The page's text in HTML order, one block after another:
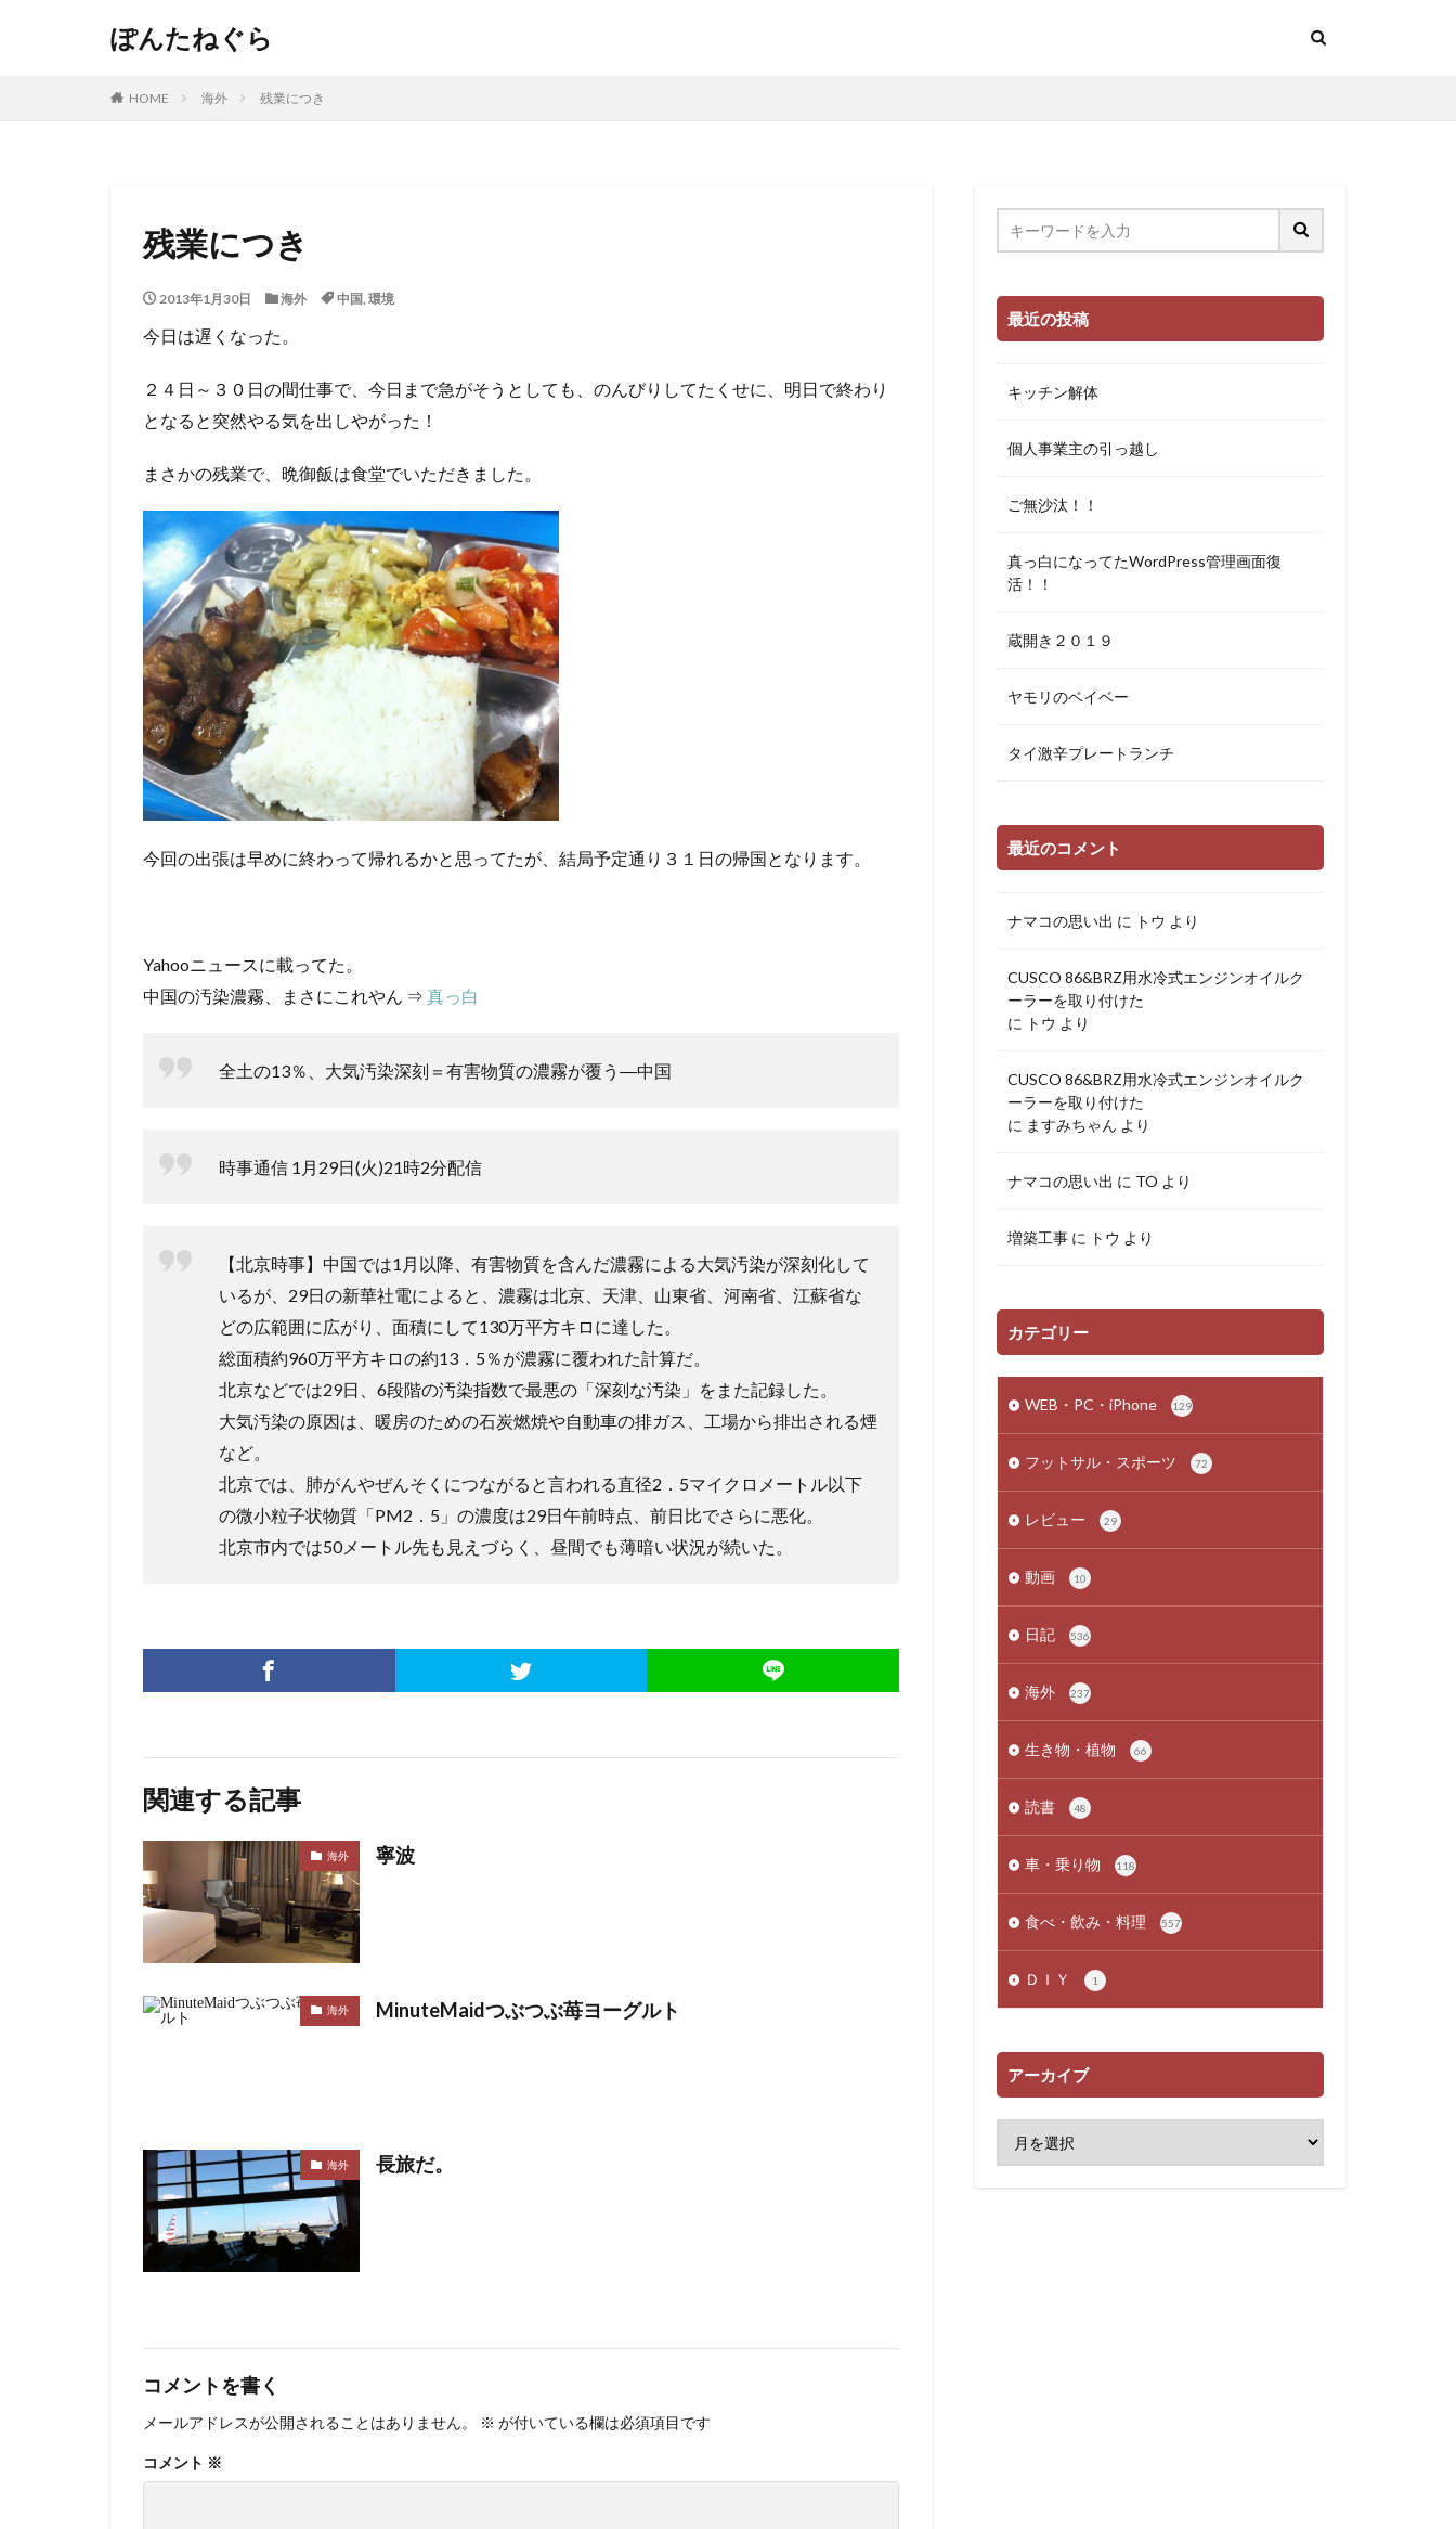
ぽんたねぐら
HOME 海外 残業につき
残業につき
2013年1月30日 海外 中国, 環境
今日は遅くなった。
２４日～３０日の間仕事で、今日まで急がそうとしても、のんびりしてたくせに、明日で終わり
となると突然やる気を出しやがった！
まさかの残業で、晩御飯は食堂でいただきました。
今回の出張は早めに終わって帰れるかと思ってたが、結局予定通り３１日の帰国となります。
Yahooニュースに載ってた。
中国の汚染濃霧、まさにこれやん ⇒ 真っ白
全土の13％、大気汚染深刻＝有害物質の濃霧が覆う―中国
時事通信 1月29日(火)21時2分配信
【北京時事】中国では1月以降、有害物質を含んだ濃霧による大気汚染が深刻化して
いるが、29日の新華社電によると、濃霧は北京、天津、山東省、河南省、江蘇省な
どの広範囲に広がり、面積にして130万平方キロに達した。
総面積約960万平方キロの約13．5％が濃霧に覆われた計算だ。
北京などでは29日、6段階の汚染指数で最悪の「深刻な汚染」をまた記録した。
大気汚染の原因は、暖房のための石炭燃焼や自動車の排ガス、工場から排出される煙
など。
北京では、肺がんやぜんそくにつながると言われる直径2．5マイクロメートル以下
の微小粒子状物質「PM2．5」の濃度は29日午前時点、前日比でさらに悪化。
北京市内では50メートル先も見えづらく、昼間でも薄暗い状況が続いた。
関連する記事
海外 寧波
海外 MinuteMaidつぶつぶ苺ヨーグルト
海外 長旅だ。
コメントを書く
メールアドレスが公開されることはありません。 ※ が付いている欄は必須項目です
コメント ※
最近の投稿
キッチン解体
個人事業主の引っ越し
ご無沙汰！！
真っ白になってたWordPress管理画面復
活！！
蔵開き２０１９
ヤモリのベイベー
タイ激辛プレートランチ
最近のコメント
ナマコの思い出 に トウ より
CUSCO 86&BRZ用水冷式エンジンオイルク
ーラーを取り付けた
に トウ より
CUSCO 86&BRZ用水冷式エンジンオイルク
ーラーを取り付けた
に ますみちゃん より
ナマコの思い出 に TO より
増築工事 に トウ より
カテゴリー
WEB・PC・iPhone 129
フットサル・スポーツ 72
レビュー 29
動画 10
日記 536
海外 237
生き物・植物 66
読書 48
車・乗り物 118
食べ・飲み・料理 557
ＤＩＹ 1
アーカイブ